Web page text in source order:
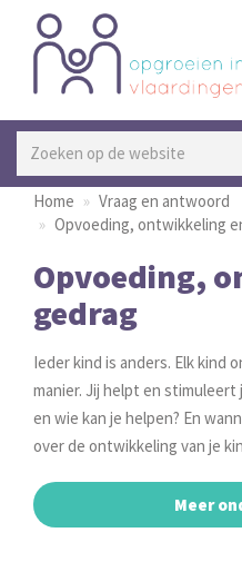
Home
Vraag en antwoord
Opvoeding, ontwikkeling
Opvoeding,
gedrag
Ieder kind is anders. Elk kind
manier. Jij helpt en stimuleert
en wie kan je helpen? En
over de ontwikkeling van je
Meer